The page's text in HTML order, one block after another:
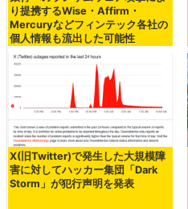
り提携するWise・Affirm・
Mercuryなどフィンテック各社の
個人情報も流出した可能性
X(旧Twitter)で発生した大規模障
害に対してハッカー集団「Dark
Storm」が犯行声明を発表